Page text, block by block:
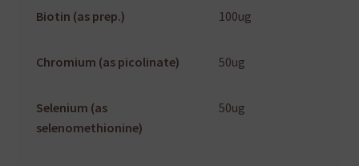
Biotin (as prep.) 100ug
Chromium (as picolinate) 50ug
Selenium (as
selenomethionine)
50ug